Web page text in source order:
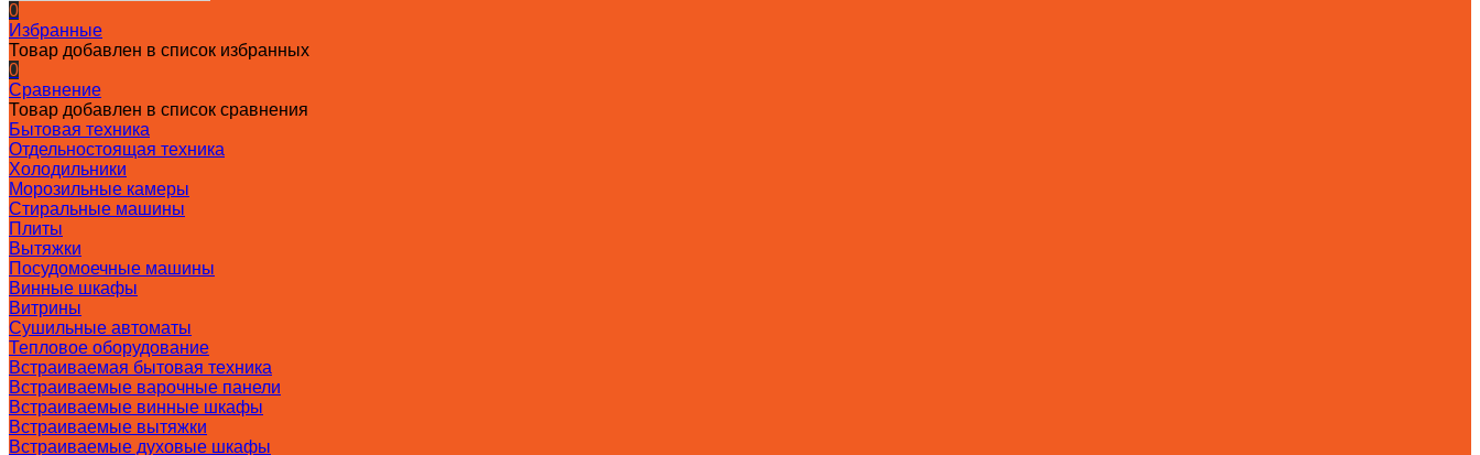
0
Избранные
Товар добавлен в список избранных
0
Сравнение
Товар добавлен в список сравнения
Бытовая техника
Отдельностоящая техника
Холодильники
Морозильные камеры
Стиральные машины
Плиты
Вытяжки
Посудомоечные машины
Винные шкафы
Витрины
Сушильные автоматы
Тепловое оборудование
Встраиваемая бытовая техника
Встраиваемые варочные панели
Встраиваемые винные шкафы
Встраиваемые вытяжки
Встраиваемые духовые шкафы